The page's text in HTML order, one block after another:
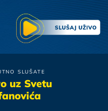
SLUŠATE
uz Svetu
Goca Trzan